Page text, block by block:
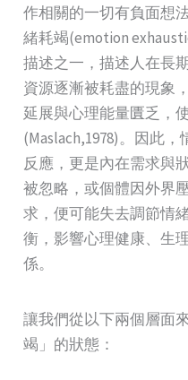
作相關的一切有負面想
緒耗竭(emotion
描述之一，描述人在長
資源逐漸被耗盡的現象
延展與心理能量匱乏，
(Maslach,1978)。因此
反應，更是內在需求與
被忽略，或個體因外界
求，便可能失去調節情
衡，影響心理健康、生
係。
讓我們從以下兩個層面
竭」的狀態：